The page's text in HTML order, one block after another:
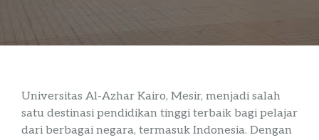
Universitas Al-Azhar Kairo, Mesir, menjadi salah
satu destinasi pendidikan tinggi terbaik bagi pelajar
dari berbagai negara, termasuk Indonesia. Dengan